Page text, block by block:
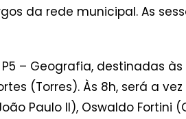
da rede municipal. As
– Geografia, destinadas
(Torres). Às 8h, será a
Paulo II), Oswaldo Fortini